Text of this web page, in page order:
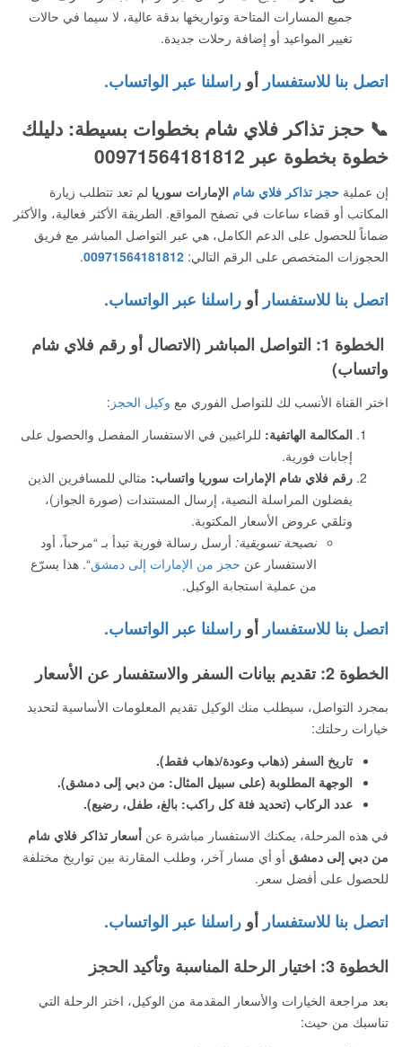
جميع المسارات المتاحة وتواريخها بدقة عالية، لا سيما في حالات
تغيير المواعيد أو إضافة رحلات جديدة.
اتصل بنا للاستفسار أو راسلنا عبر الواتساب.
📞 حجز تذاكر فلاي شام بخطوات بسيطة: دليلك
خطوة بخطوة عبر 00971564181812
إن عملية حجز تذاكر فلاي شام الإمارات سوريا لم تعد تتطلب زيارة
المكاتب أو قضاء ساعات في تصفح المواقع. الطريقة الأكثر فعالية، والأكثر
ضماناً للحصول على الدعم الكامل، هي عبر التواصل المباشر مع فريق
الحجوزات المتخصص على الرقم التالي: 00971564181812
.
اتصل بنا للاستفسار أو راسلنا عبر الواتساب.
الخطوة 1: التواصل المباشر (الاتصال أو رقم فلاي شام
واتساب)
اختر القناة الأنسب لك للتواصل الفوري مع وكيل الحجز :
المكالمة الهاتفية: للراغبين في الاستفسار المفصل والحصول على
إجابات فورية.
رقم فلاي شام الإمارات سوريا واتساب: مثالي للمسافرين الذين
يفضلون المراسلة النصية، إرسال المستندات (صورة الجواز)،
وتلقي عروض الأسعار المكتوبة.
نصيحة تسويقية: أرسل رسالة فورية تبدأ بـ “مرحباً، أود
الاستفسار عن حجز من الإمارات إلى دمشق“. هذا يسرّع
من عملية استجابة الوكيل.
اتصل بنا للاستفسار أو راسلنا عبر الواتساب.
الخطوة 2: تقديم بيانات السفر والاستفسار عن الأسعار
بمجرد التواصل، سيطلب منك الوكيل تقديم المعلومات الأساسية لتحديد
خيارات رحلتك:
تاريخ السفر (ذهاب وعودة/ذهاب فقط).
الوجهة المطلوبة (على سبيل المثال: من دبي إلى دمشق).
عدد الركاب (تحديد فئة كل راكب: بالغ، طفل، رضيع).
في هذه المرحلة، يمكنك الاستفسار مباشرة عن أسعار تذاكر فلاي شام
من دبي إلى دمشق أو أي مسار آخر، وطلب المقارنة بين تواريخ مختلفة
للحصول على أفضل سعر.
اتصل بنا للاستفسار أو راسلنا عبر الواتساب.
الخطوة 3: اختيار الرحلة المناسبة وتأكيد الحجز
بعد مراجعة الخيارات والأسعار المقدمة من الوكيل، اختر الرحلة التي
تناسبك من حيث: